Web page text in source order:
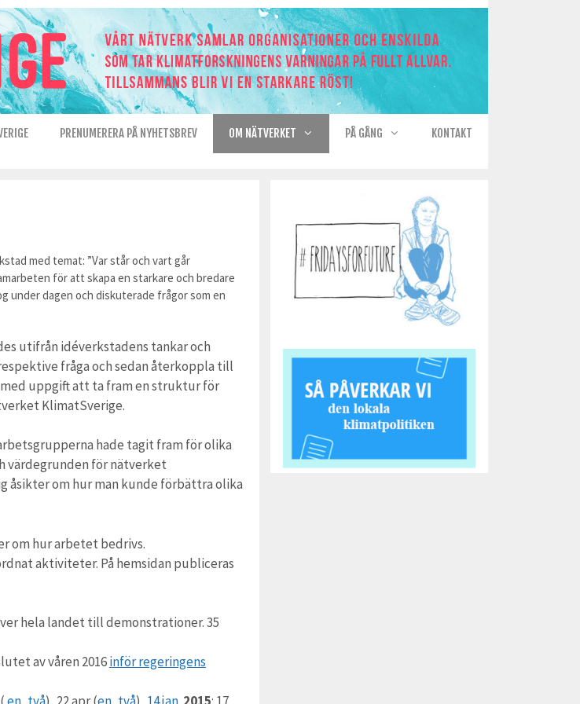
PRENUMERERA PÅ NYHETSBREV OM NÄTVERKET PÅ GÅNG KONTAKT
med temat: ”Var står och vart går
för att skapa en starkare och bredare
under dagen och diskuterade frågor som en
utifrån idéverkstadens tankar och
fråga och sedan återkoppla till
uppgift att ta fram en struktur för
KlimatSverige.
hade tagit fram för olika
värdegrunden för nätverket
åsikter om hur man kunde förbättra olika
om hur arbetet bedrivs.
aktiviteter. På hemsidan publiceras
hela landet till demonstrationer. 35
av våren 2016inför regeringens